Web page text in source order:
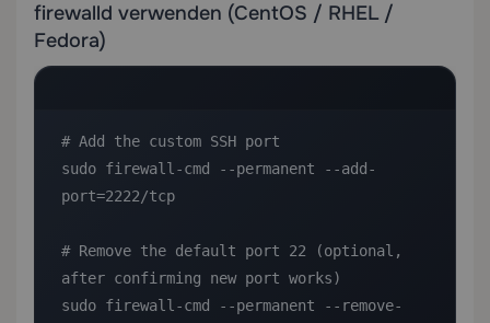
firewalld verwenden (CentOS / RHEL /
Fedora)
# Add the custom SSH port
sudo firewall-cmd --permanent --add-
port=2222/tcp
# Remove the default port 22 (optional,
after confirming new port works)
sudo firewall-cmd --permanent --remove-